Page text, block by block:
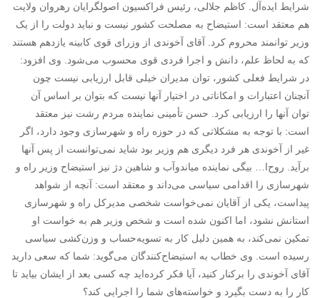
شرایط ایده‌آل. کاظم جلالی، رئیس فراکسیون اصولگرایان رهروان ولایت
هم معتقد است: استیضاح به مصلحت کشور نیست و نباید دولت را از یک
وزیر توانمند محروم کرد. آقای آخوندی از وزرای قوی کابینه یازدهم هستند
که به لحاظ علم، دانش و اجرا فردی قوی محسوب می‌شود. وی افزود:‌
در شرایط فعلی کشور، توان مدیران خیلی قابل ارزیابی نیست چون
آنچنان اعتبارات و امکاناتی در اختیار آنها نیست که بتوان بر اساس آن
توان آنها را ارزیابی کرد. حسن تأمینی نماینده مردم رشت نیز معتقد
است: با توجه به مشکلاتی که در حوزه راه و شهرسازی وجود دارد، اگر
غیر از آخوندی هر فرد دیگری هم وزیر بود شاید نمی‌توانست از پس آنها
برآید. روح‌‌ا… بیگی نماینده میاندوآب و شاهین دژ نیز استیضاح وزیر راه و
شهرسازی را اقدامی سیاسی می‌داند و معتقد است: آنچه از شواهد
پیداست، یکی از آقایان نمی‌خواست شخصی مدیرکل راه و شهرسازی
استانش نشود، اما اکنون شده است و شخص وزیر هم به خواست او
تمکین نمی‌کند، به همین دلیل کار به تسویه‌حساب و وزن‌کشی سیاسی
رسیده است. وی خطاب به استیضاح‌کنندگان می‌گوید: شما که سعی دارید
آقای آخوندی را برکنار کنید، آیا فکر کرده‌اید چه کسی بعد از ایشان بیاید تا
کار را به دست بگیرد و خواسته‌های شما را اجرایی کند؟